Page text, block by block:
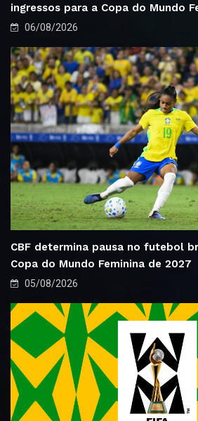
ingressos para a Copa do Mundo
06/08/2026
CBF determina pausa no futebol
Copa do Mundo Feminina de 2027
05/08/2026